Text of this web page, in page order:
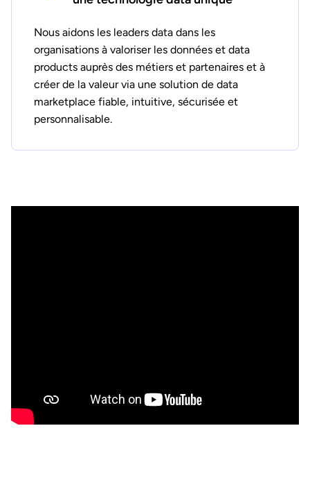
Nous aidons les leaders data dans les
organisations à valoriser les données et data
products auprès des métiers et partenaires et à
créer de la valeur via une solution de data
marketplace fiable, intuitive, sécurisée et
personnalisable.